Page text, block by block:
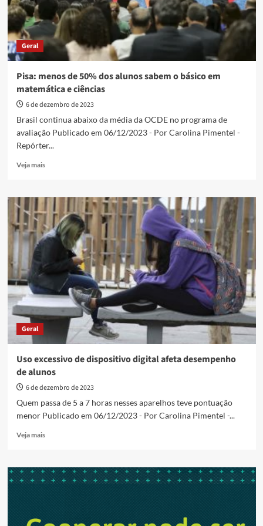
Geral
Pisa: menos de 50% dos alunos sabem o básico em
matemática e ciências
6 de dezembro de 2023
Brasil continua abaixo da média da OCDE no programa de
avaliação Publicado em 06/12/2023 - Por Carolina Pimentel -
Repórter...
Veja maisRead
Pisa:
menos
50%
dos
sabem
o
básico
em
matemática
e
ciências
Geral
Uso excessivo de dispositivo digital afeta desempenho
de alunos
6 de dezembro de 2023
Quem passa de 5 a 7 horas nesses aparelhos teve pontuação
menor Publicado em 06/12/2023 - Por Carolina Pimentel -...
Veja maisRead
Uso
excessivo
afeta